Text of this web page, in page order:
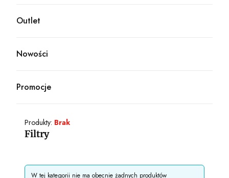
Kategoria - Outlet
Outlet
Nowości
Promocje
Produkty: Brak
Filtry
Koniec filtrów
Lista produktów
W tej kategorii nie ma obecnie żadnych produktów